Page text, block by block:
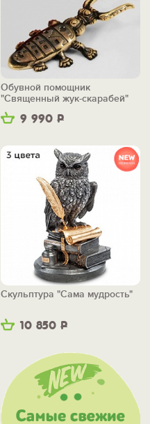
9 990 Р
Обувной помощник
"Священный жук-скарабей"
10 850 Р
Скульптура "Сама мудрость"